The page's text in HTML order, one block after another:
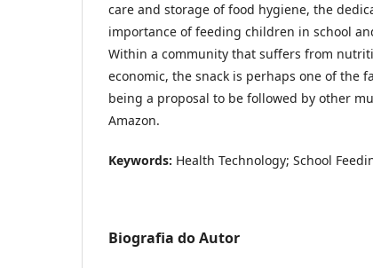
care and storage of food hygiene, the
importance of feeding children in school
Within a community that suffers from
economic, the snack is perhaps one of the
being a proposal to be followed by other
Amazon.
Keywords: Health Technology; School
Biografia do Autor